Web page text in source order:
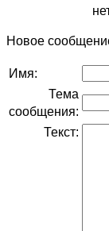
Новое
Имя:
Тема
сообщения:
Текст: